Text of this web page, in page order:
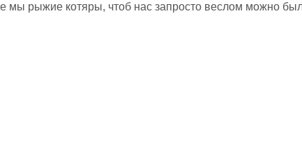
мы рыжие котяры, чтоб нас запросто веслом можно